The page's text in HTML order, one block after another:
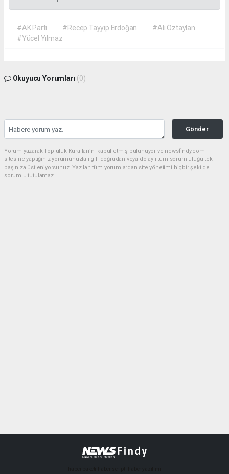
#AK Parti #Recep Tayyip Erdoğan
#Ali Öztaylan
#Yücel Yılmaz
Okuyucu Yorumları (0)
Gönder
Yorum yazarak Topluluk Kuralları’nı kabul etmiş bulunuyor ve newsfindy.com
sitesine yaptığınız yorumunuzla ilgili doğrudan veya dolaylı tüm sorumluluğu tek
başınıza üstleniyorsunuz. Yazılan tüm yorumlardan site yönetimi hiçbir şekilde
sorumlu tutulamaz.